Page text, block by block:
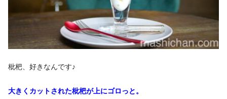
枇杷、好きなんです♪
大きくカットされた枇杷が上にゴロっと。